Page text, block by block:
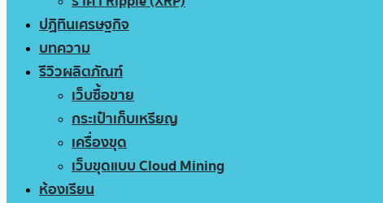
ปฏิทินเศรษฐกิจ
บทความ
รีวิวผลิตภัณฑ์
เว็บซื้อขาย
กระเป๋าเก็บเหรียญ
เครื่องขุด
เว็บขุดแบบ Cloud Mining
ห้องเรียน